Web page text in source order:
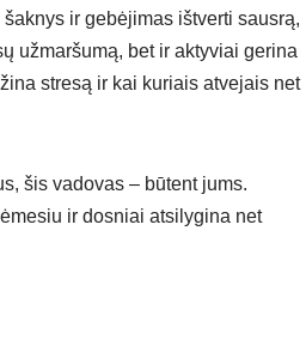
ir gebėjimas ištverti sausrą,
užmaršumą, bet ir aktyviai gerina
stresą ir kai kuriais atvejais net
šis vadovas – būtent jums.
ir dosniai atsilygina net